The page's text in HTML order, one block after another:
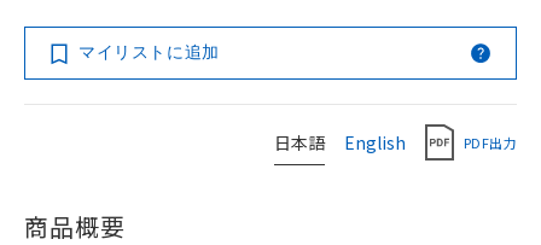
マイリストに追加
日本語 English PDF出力
商品概要